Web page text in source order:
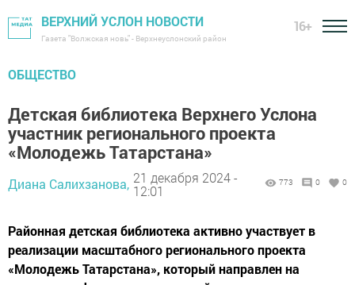
ВЕРХНИЙ УСЛОН НОВОСТИ
Газета "Волжская новь" - Верхнеуслонский район
16+
ОБЩЕСТВО
Детская библиотека Верхнего Услона
участник регионального проекта
«Молодежь Татарстана»
Диана Салихзанова, 21 декабря 2024 -
12:01
773 0 0
Районная детская библиотека активно участвует в
реализации масштабного регионального проекта
«Молодежь Татарстана», который направлен на